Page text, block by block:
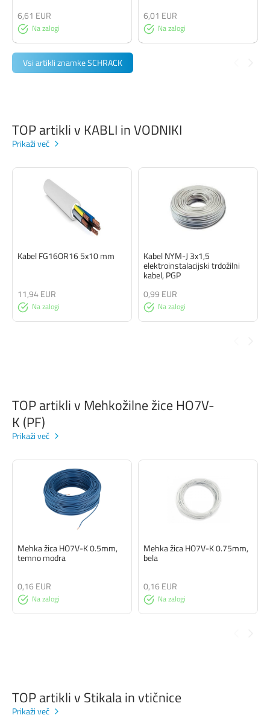
Na zalogi
6,61 EUR
Na zalogi
6,01 EUR
Vsi artikli znamke SCHRACK
TOP artikli v KABLI in VODNIKI
Prikaži več
Kabel FG16OR16 5x10 mm
Na zalogi
11,94 EUR
Kabel NYM-J 3x1,5
elektroinstalacijski trdožilni
kabel, PGP
Na zalogi
0,99 EUR
TOP artikli v Mehkožilne žice HO7V-
K (PF)
Prikaži več
Mehka žica HO7V-K 0.5mm,
temno modra
Na zalogi
0,16 EUR
Mehka žica HO7V-K 0.75mm,
bela
Na zalogi
0,16 EUR
TOP artikli v Stikala in vtičnice
Prikaži več